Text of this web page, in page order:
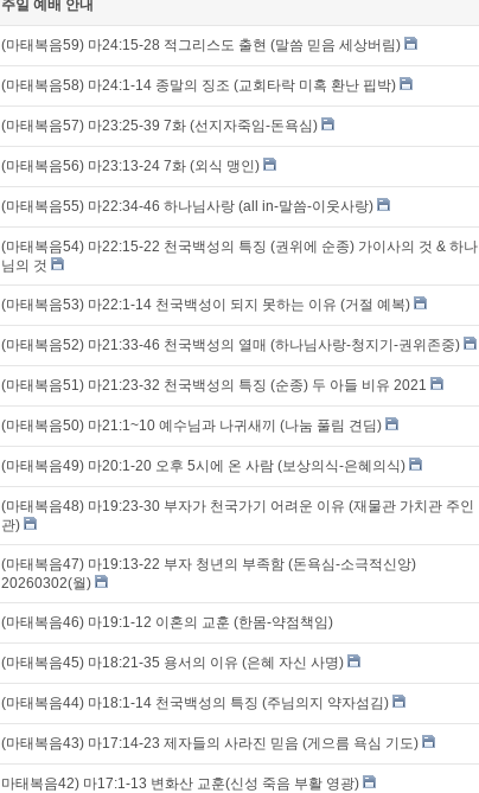
주일 예배 안내
(마태복음59) 마24:15-28 적그리스도 출현 (말씀 믿음 세상버림)
(마태복음58) 마24:1-14 종말의 징조 (교회타락 미혹 환난 핍박)
(마태복음57) 마23:25-39 7화 (선지자죽임-돈욕심)
(마태복음56) 마23:13-24 7화 (외식 맹인)
(마태복음55) 마22:34-46 하나님사랑 (all in-말씀-이웃사랑)
(마태복음54) 마22:15-22 천국백성의 특징 (권위에 순종) 가이사의 것 & 하나
님의 것
(마태복음53) 마22:1-14 천국백성이 되지 못하는 이유 (거절 예복)
(마태복음52) 마21:33-46 천국백성의 열매 (하나님사랑-청지기-권위존중)
(마태복음51) 마21:23-32 천국백성의 특징 (순종) 두 아들 비유 2021
(마태복음50) 마21:1~10 예수님과 나귀새끼 (나눔 풀림 견딤)
(마태복음49) 마20:1-20 오후 5시에 온 사람 (보상의식-은혜의식)
(마태복음48) 마19:23-30 부자가 천국가기 어려운 이유 (재물관 가치관 주인
관)
(마태복음47) 마19:13-22 부자 청년의 부족함 (돈욕심-소극적신앙)
20260302(월)
(마태복음46) 마19:1-12 이혼의 교훈 (한몸-약점책임)
(마태복음45) 마18:21-35 용서의 이유 (은혜 자신 사명)
(마태복음44) 마18:1-14 천국백성의 특징 (주님의지 약자섬김)
(마태복음43) 마17:14-23 제자들의 사라진 믿음 (게으름 욕심 기도)
마태복음42) 마17:1-13 변화산 교훈(신성 죽음 부활 영광)